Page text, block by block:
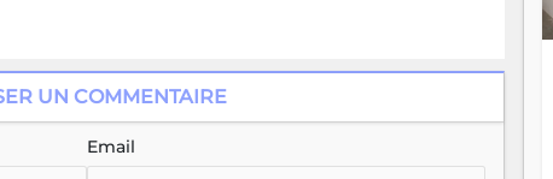
UN COMMENTAIRE
Email